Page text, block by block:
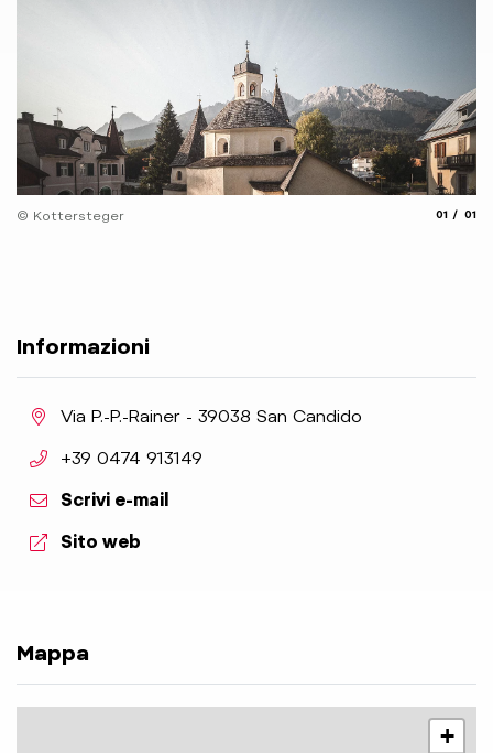
© Kottersteger 01 01
Informazioni
aria.location:
Via P.-P.-Rainer - 39038 San Candido
aria.phone:
+39 0474 913149
Scrivi e-mail
aria.website:
Sito web
Mappa
+